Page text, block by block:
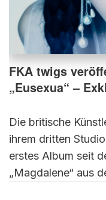
FKA twigs
„Eusexua“ –
Die britische
ihrem dritten
erstes Album seit
„Magdalene“ aus